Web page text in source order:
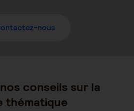
nous
conseils sur la
thématique